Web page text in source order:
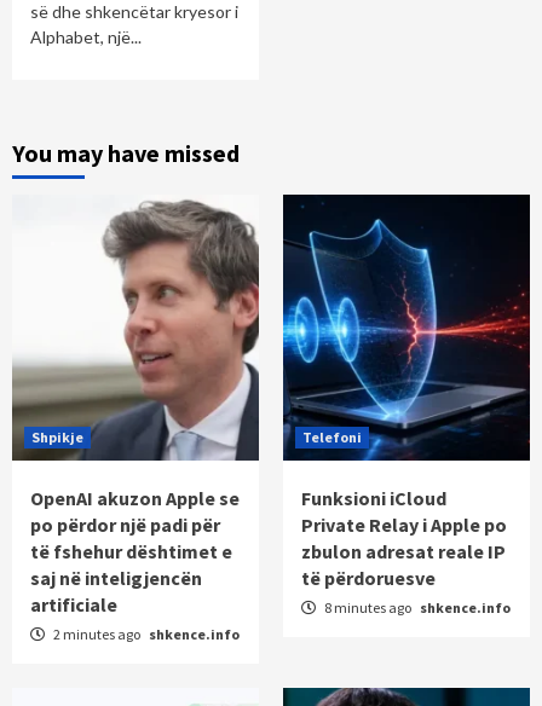
së dhe shkencëtar kryesor i
Alphabet, një...
You may have missed
Shpikje
OpenAI akuzon Apple se
po përdor një padi për
të fshehur dështimet e
saj në inteligjencën
artificiale
2 minutes ago shkence.info
Telefoni
Funksioni iCloud
Private Relay i Apple po
zbulon adresat reale IP
të përdoruesve
8 minutes ago shkence.info